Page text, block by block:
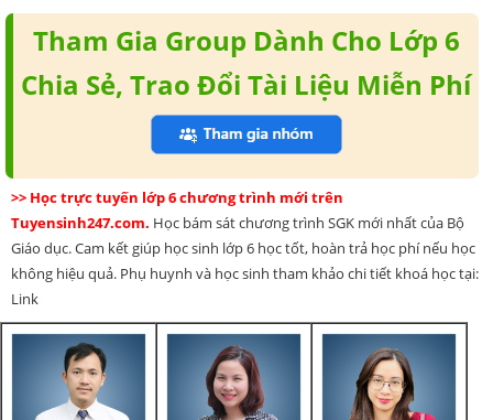
Tham Gia Group Dành Cho Lớp 6
Chia Sẻ, Trao Đổi Tài Liệu Miễn Phí
>> Học trực tuyến lớp 6 chương trình mới trên
Tuyensinh247.com. Học bám sát chương trình SGK mới nhất của Bộ
Giáo dục. Cam kết giúp học sinh lớp 6 học tốt, hoàn trả học phí nếu học
không hiệu quả. Phụ huynh và học sinh tham khảo chi tiết khoá học tại:
Link